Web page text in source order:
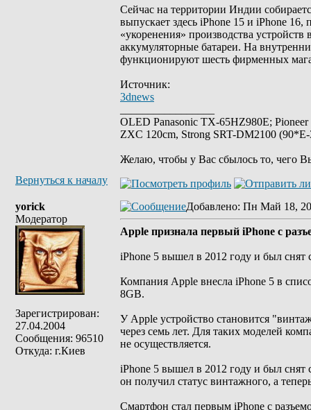
Сейчас на территории Индии
выпускает здесь iPhone 15 и iPhone
«укоренения» производства
аккумуляторные батареи. На
функционируют шесть фирменных
Источник:
3dnews
OLED Panasonic TX-65HZ980E;
ZXC 120cm, Strong SRT-DM2100
Желаю, чтобы у Вас сбылось то, чего
Вернуться к началу
yorick
Модератор
Зарегистрирован:
27.04.2004
Сообщения: 96510
Откуда: г.Киев
Добавлено: Пн Май 18,
Apple признала первый iPhone с
iPhone 5 вышел в 2012 году и был снят
Компания Apple внесла iPhone 5 в
8GB.
У Apple устройство становится
через семь лет. Для таких моделей
не осуществляется.
iPhone 5 вышел в 2012 году и был снят
он получил статус винтажного, а
Смартфон стал первым iPhone с